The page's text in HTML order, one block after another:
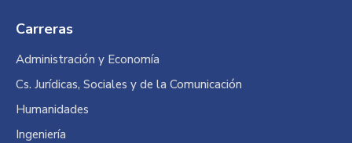
opens
in
new
opens
in
new
in
new
Carreras
Administración y Economía
Cs. Jurídicas, Sociales y de la Comunicación
Humanidades
Ingeniería